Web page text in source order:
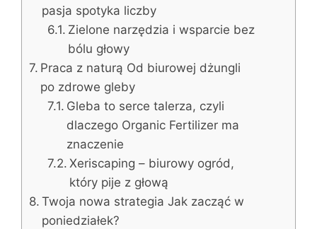
pasja spotyka liczby
Zielone narzędzia i wsparcie bez
bólu głowy
Praca z naturą Od biurowej dżungli
po zdrowe gleby
Gleba to serce talerza, czyli
dlaczego Organic Fertilizer ma
znaczenie
Xeriscaping – biurowy ogród,
który pije z głową
Twoja nowa strategia Jak zacząć w
poniedziałek?